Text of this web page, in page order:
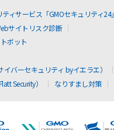
ィサービス「GMOセキュリティ24」
サイトリスク診断
ボット
バーセキュリティ byイエラエ）
Security）
なりすまし対策